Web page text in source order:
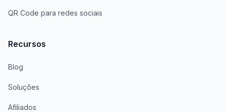
QR Code para redes sociais
Recursos
Blog
Soluções
Afiliados